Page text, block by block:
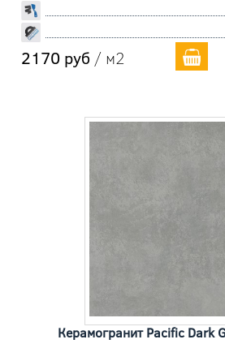
2170 руб / м2
Керамогранит Pacific Dark